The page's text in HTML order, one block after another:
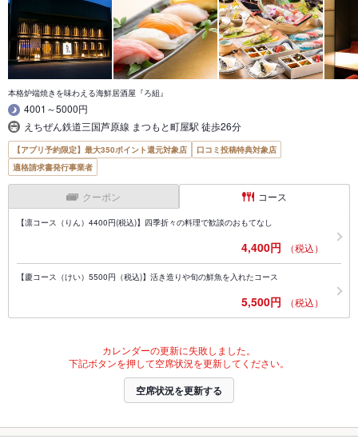
本格炉端焼きを味わえる海鮮居酒屋『ろ組』
4001～5000円
えちぜん鉄道三国芦原線 まつもと町屋駅 徒歩26分
【アプリ予約限定】最大350ポイント還元対象店
口コミ投稿特典対象店
適格請求書発行事業者
クーポン コース
【凛コース（りん）4400円(税込)】四季折々の料理で歓談のおもてなし
4,400円 （税込）
【慶コース（けい）5500円（税込)】活き造りや旬の鮮魚を入れたコース
5,500円 （税込）
カレンダーの更新に失敗しました。
下記ボタンを押して空席状況を更新してください。
空席状況を更新する